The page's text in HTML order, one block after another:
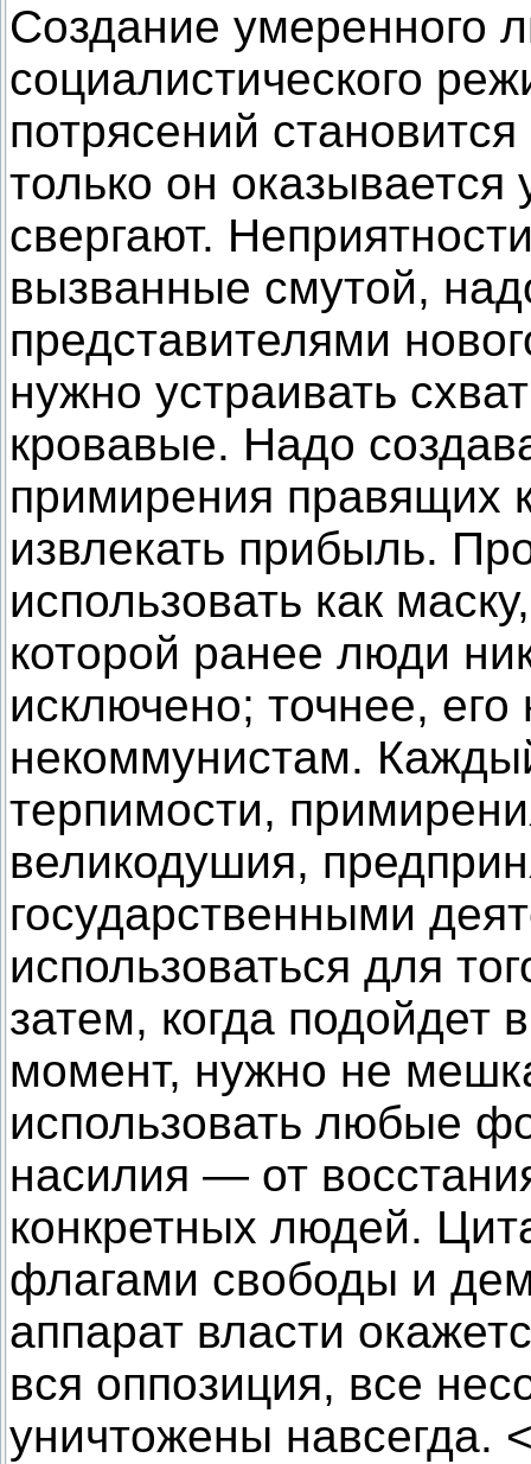
Создание умеренного
социалистического
потрясений
только он оказывается
свергают.
вызванные смутой,
представителями
нужно устраивать
кровавые. Надо
примирения правящих
извлекать прибыль.
использовать как
которой ранее люди
исключено; точнее, его
некоммунистам.
терпимости,
великодушия,
государственными
использоваться для
затем, когда подойдет
момент, нужно не
использовать любые
насилия — от
конкретных людей.
флагами свободы и
аппарат власти
вся оппозиция, все
уничтожены навсегда.